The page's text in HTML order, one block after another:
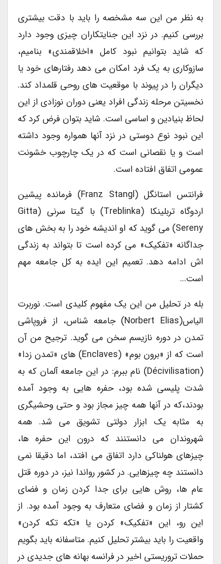
به نظر من این سه مشخصه را باید با دقت بیشتری
بررسی کنیم. در نزد این جنایتکاران چیزی وجود دارد
که شاید بتوانیم نبود کامل «اخلاقمندی» بنامیم،
سازوکاری به یک فرد امکان می دهد رفتارهای خود یا
دیگران را در پیوند با موقعیت های روحی قلمداد کند.
نخسیتن مرحله زندگی افراد یعنی دوران نوزادی از این
لحاظ بنیادین و اساسی است. شاید بتوان فرض کرد که
این نبود نوع دوستی در نزد آنها همواره وجود داشته
است و یا نقصانی است که در یک چارچوب خشونت
عمومی اتفاق افتاده است.
فرانتس استانگل (Franz Stangl) فرمانده پیشین
اردوگاه تربلینکا (Treblinka) با گیتا سرنی (Gitta
Sereny) می گوید که او اندیشه خود را به بخش های
جداگانه «تفکیک» می کرده است تا بتواند به زندگی
اش ادامه دهد. تعمیم این ایده به کل جامعه مهم
است…
بله در تحلیل من این یک مفهوم کلیدی است. نوربرت
الیاس(Norbert Elias) جامعه شناس، از فروپاشی
تمدن در دوره نازیسم سخن می گوید. ترجیح من آن
است که از «برون بوم» (enclaves) های «تمدن زدا»
(décivilisation) نام ببرم: در این جامعه آلمان که به
شدت پلیسی شده بود، حفره هایی به وجود آمده
بودند،که در آنها همه چیز مجاز بود و حتی وحشیگری
به مثابه یک ابزار دولتی تشویق می شد. همه
شهروندان می دانستنند که درون این حفره ها،
چیزهای هولناکی دارد اتفاق می افتد، اما دقیقا نمی
دانستند چه چیزهایی. در کشور رواندا نیز، در دوره قتل
عام ها، روش هایی برای جدا کردن زمان و فضای
کشتار از زمان و فضای متعارف به وجود آمده بود. از
این رو، این «تفکیک» کردن یا «تکه تکه کردن»
واقعیت را باید بیشتر تحلیل کنیم. متاسفانه باید بگویم
حملات تروریستی اخیر در فرانسه بهانه های جدیدی در